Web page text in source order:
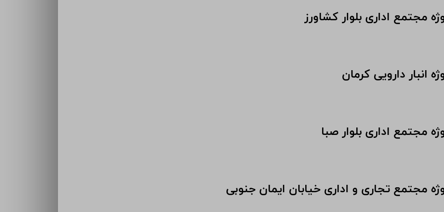
مجتمع اداری بلوار کشاورز
انبار دارویی کرمان
مجتمع اداری بلوار صبا
مجتمع تجاری و اداری خیابان ایمان جنوبی